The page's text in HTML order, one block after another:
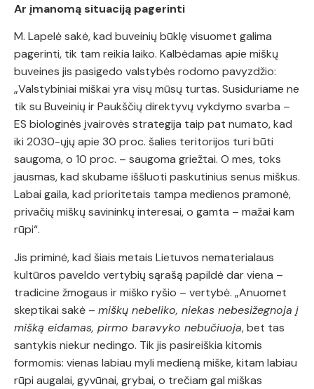
Ar įmanomą situaciją pagerinti
M. Lapelė sakė, kad buveinių būklę visuomet galima
pagerinti, tik tam reikia laiko. Kalbėdamas apie miškų
buveines jis pasigedo valstybės rodomo pavyzdžio:
„Valstybiniai miškai yra visų mūsų turtas. Susiduriame ne
tik su Buveinių ir Paukščių direktyvų vykdymo svarba –
ES biologinės įvairovės strategija taip pat numato, kad
iki 2030-ųjų apie 30 proc. šalies teritorijos turi būti
saugoma, o 10 proc. – saugoma griežtai. O mes, toks
jausmas, kad skubame iššluoti paskutinius senus miškus.
Labai gaila, kad prioritetais tampa medienos pramonė,
privačių miškų savininkų interesai, o gamta – mažai kam
rūpi“.
Jis priminė, kad šiais metais Lietuvos nematerialaus
kultūros paveldo vertybių sąrašą papildė dar viena –
tradicine žmogaus ir miško ryšio – vertybė. „Anuomet
skeptikai sakė – miškų nebeliko, niekas nebesižegnoja į
mišką eidamas, pirmo baravyko nebučiuoja, bet tas
santykis niekur nedingo. Tik jis pasireiškia kitomis
formomis: vienas labiau myli medieną miške, kitam labiau
rūpi augalai, gyvūnai, grybai, o trečiam gal miškas